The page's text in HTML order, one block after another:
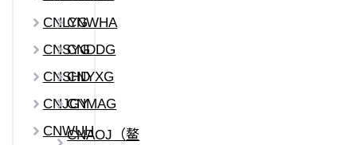
CNLYGCNWHA
CNSYGCNDDG
CNSHDCNYXG
CNJGYCNMAG
CNWUHCNAOJ（鳌